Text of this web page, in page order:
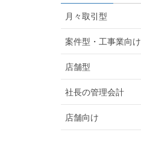
月々取引型
案件型・工事業向け
店舗型
社長の管理会計
店舗向け